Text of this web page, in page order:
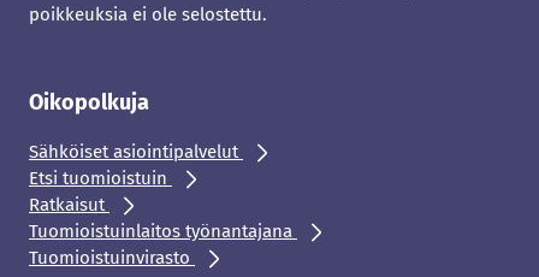
poikkeuksia ei ole selostettu.
Oikopolkuja
Sähköiset asiointipalvelut
Etsi tuomioistuin
Ratkaisut
Tuomioistuinlaitos työnantajana
Tuomioistuinvirasto